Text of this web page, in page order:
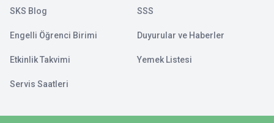
SKS Blog SSS
Engelli Öğrenci Birimi Duyurular ve Haberler
Etkinlik Takvimi Yemek Listesi
Servis Saatleri